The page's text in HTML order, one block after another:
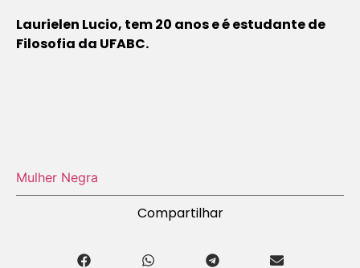
Laurielen Lucio, tem 20 anos e é estudante de
Filosofia da UFABC.
Mulher Negra
Compartilhar